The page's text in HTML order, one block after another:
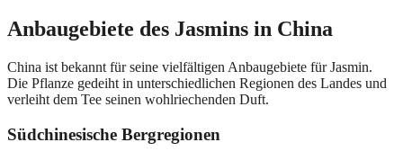
Anbaugebiete des Jasmins in China
China ist bekannt für seine vielfältigen Anbaugebiete für Jasmin.
Die Pflanze gedeiht in unterschiedlichen Regionen des Landes und
verleiht dem Tee seinen wohlriechenden Duft.
Südchinesische Bergregionen